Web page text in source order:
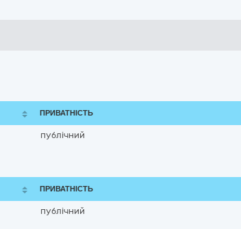
ПРИВАТНІСТЬ
публічний
ПРИВАТНІСТЬ
публічний